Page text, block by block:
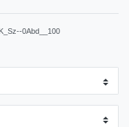
0Abd__100